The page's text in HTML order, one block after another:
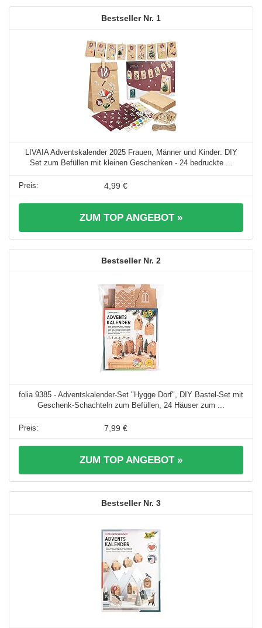
1
LIVAIA Adventskalender 2025 Frauen, Männer und Kinder: DIY
Set zum Befüllen mit kleinen Geschenken - 24 bedruckte ...
4,99 €
ZUM TOP ANGEBOT »
2
folia 9385 - Adventskalender-Set "Hygge Dorf", DIY Bastel-Set mit
Geschenk-Schachteln zum Befüllen, 24 Häuser zum ...
7,99 €
ZUM TOP ANGEBOT »
3